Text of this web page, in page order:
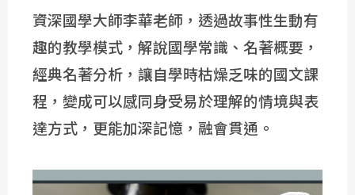
資深國學大師李華老師，透過故事性生動有
趣的教學模式，解說國學常識、名著概要，
經典名著分析，讓自學時枯燥乏味的國文課
程，變成可以感同身受易於理解的情境與表
達方式，更能加深記憶，融會貫通。